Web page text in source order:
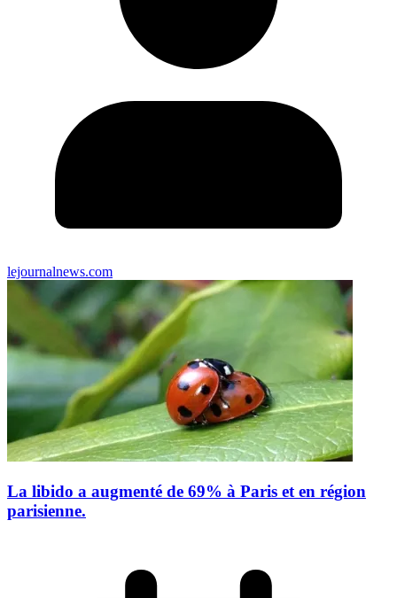
lejournalnews.com
La libido a augmenté de 69% à Paris et en région
parisienne.